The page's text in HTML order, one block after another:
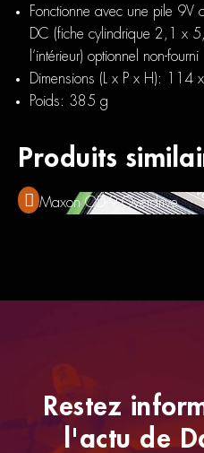
Fonctionne avec une pile 9V
DC (fiche cylindrique 2,1 x
l’intérieur) optionnel non-fourni
Dimensions (L x P x H): 114
Poids: 385 g
Produits
Maxon OD-9 Overdrive
Restez
l'actu de